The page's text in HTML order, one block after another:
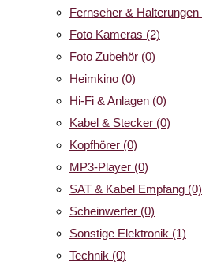
Fernseher & Halterungen
Foto Kameras (2)
Foto Zubehör (0)
Heimkino (0)
Hi-Fi & Anlagen (0)
Kabel & Stecker (0)
Kopfhörer (0)
MP3-Player (0)
SAT & Kabel Empfang (0)
Scheinwerfer (0)
Sonstige Elektronik (1)
Technik (0)